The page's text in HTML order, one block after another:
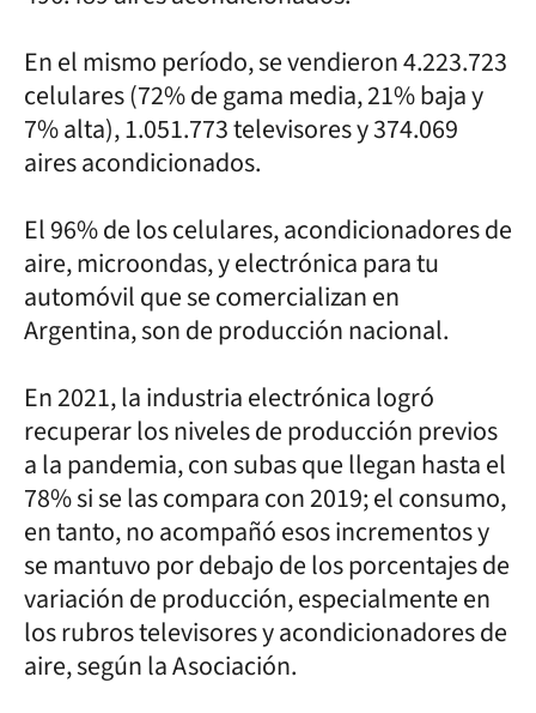
En el mismo período, se vendieron 4.223.723
celulares (72% de gama media, 21% baja y
7% alta), 1.051.773 televisores y 374.069
aires acondicionados.
El 96% de los celulares, acondicionadores de
aire, microondas, y electrónica para tu
automóvil que se comercializan en
Argentina, son de producción nacional.
En 2021, la industria electrónica logró
recuperar los niveles de producción previos
a la pandemia, con subas que llegan hasta el
78% si se las compara con 2019; el consumo,
en tanto, no acompañó esos incrementos y
se mantuvo por debajo de los porcentajes de
variación de producción, especialmente en
los rubros televisores y acondicionadores de
aire, según la Asociación.